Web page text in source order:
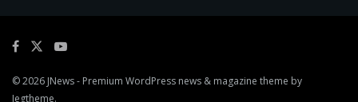
© 2026 JNews- Premium WordPress news & magazine theme by
Jegtheme.